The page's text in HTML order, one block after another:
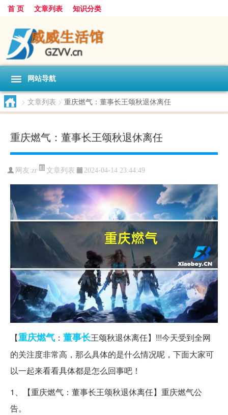
首 页 文章列表 知识分类
网站导航
> 文章列表 > 重庆燃气：董事长王颂秋退休离任
重庆燃气：董事长王颂秋退休离任
网友:zr 文章列表 2024-04-14 23:44:49
【重庆燃气 ： 董事长王颂秋退休离任】!!!今天受到全网
的关注度非常高，那么具体的是什么情况呢，下面大家可
以一起来看看具体都是怎么回事吧！
1、【重庆燃气：董事长王颂秋退休离任】重庆燃气公
告。